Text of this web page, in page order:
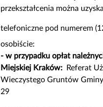
przekształcenia można
telefoniczne pod numerem
osobiście:
- w przypadku opłat
Miejskiej Kraków:
Referat
Wieczystego Gruntów
29